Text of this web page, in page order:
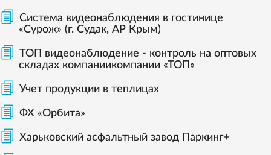
Система видеонаблюдения в гостинице
«Сурож» (г. Судак, АР Крым)
ТОП видеонаблюдение - контроль на оптовых
складах компаниикомпании «ТОП»
Учет продукции в теплицах
ФХ «Орбита»
Харьковский асфальтный завод Паркинг+